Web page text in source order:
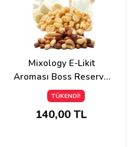
Mixology E-Likit
Aroması Boss Reserve
10ml
TÜKENDİ!
140,00 TL